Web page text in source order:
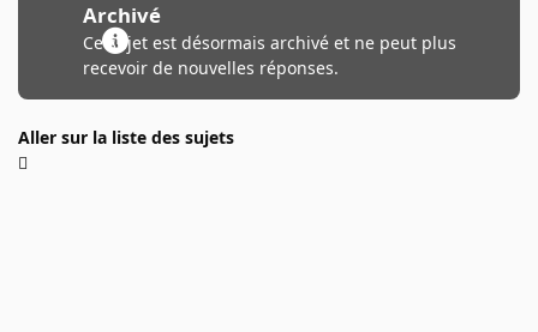
Archivé
Ce sujet est désormais archivé et ne peut plus
recevoir de nouvelles réponses.
Aller sur la liste des sujets